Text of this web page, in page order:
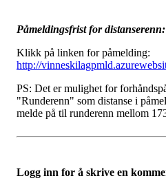
Påmeldingsfrist for
Klikk på linken for påmelding:
http://
PS: Det er mulighet for
"Runderenn" som distanse i
melde på til runderenn mellom
Logg inn for å skrive en